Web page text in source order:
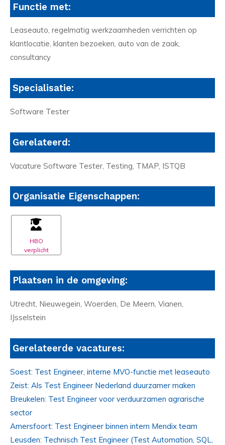
Functie met:
Leaseauto, regelmatig werkzaamheden verrichten op
klantlocatie, klanten bezoeken, auto van de zaak,
consultancy
Specialisatie:
Software Tester
Gerelateerd:
Vacature Software Tester, Testing, TMAP, ISTQB
Organisatie Eigenschappen:
HBO
verplicht
Plaatsen in de omgeving:
Utrecht, Nieuwegein, Woerden, De Meern, Vianen,
IJsselstein
Gerelateerde vacatures:
Soest: Test Engineer, interne MVO-functie met leaseauto
Zeist: Als Test Engineer Nederland duurzamer maken
Breukelen: Test Engineer voor verduurzamen agrarische
sector
Amersfoort: Test Engineer binnen intern Mendix team
Leusden: Technisch Test Engineer (Test Automation, SQL,